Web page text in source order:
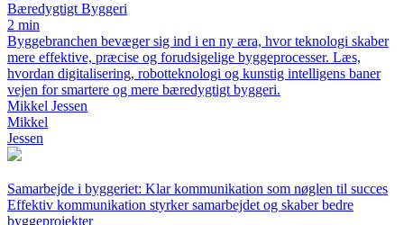
Bæredygtigt Byggeri
2 min
Byggebranchen bevæger sig ind i en ny æra, hvor teknologi skaber
mere effektive, præcise og forudsigelige byggeprocesser. Læs,
hvordan digitalisering, robotteknologi og kunstig intelligens baner
vejen for smartere og mere bæredygtigt byggeri.
Mikkel Jessen
Mikkel
Jessen
Samarbejde i byggeriet: Klar kommunikation som nøglen til succes
Effektiv kommunikation styrker samarbejdet og skaber bedre
byggeprojekter